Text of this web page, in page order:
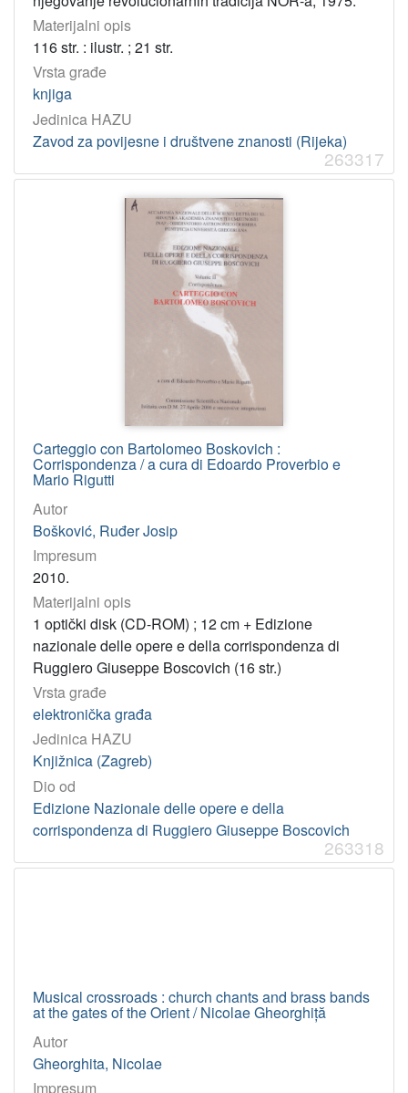
Materijalni opis
116 str. : ilustr. ; 21 str.
Vrsta građe
knjiga
Jedinica HAZU
Zavod za povijesne i društvene znanosti (Rijeka)
263317
Carteggio con Bartolomeo Boskovich :
Corrispondenza / a cura di Edoardo Proverbio e
Mario Rigutti
Autor
Bošković, Ruđer Josip
Impresum
2010.
Materijalni opis
1 optički disk (CD-ROM) ; 12 cm + Edizione
nazionale delle opere e della corrispondenza di
Ruggiero Giuseppe Boscovich (16 str.)
Vrsta građe
elektronička građa
Jedinica HAZU
Knjižnica (Zagreb)
Dio od
Edizione Nazionale delle opere e della
corrispondenza di Ruggiero Giuseppe Boscovich
263318
Musical crossroads : church chants and brass bands
at the gates of the Orient / Nicolae Gheorghiță
Autor
Gheorghita, Nicolae
Impresum